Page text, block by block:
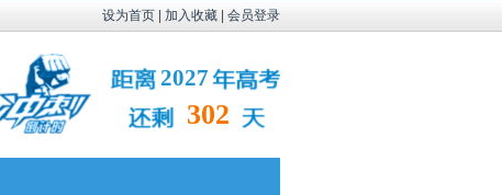
设为首页 加入收藏 会员登录
2027
302